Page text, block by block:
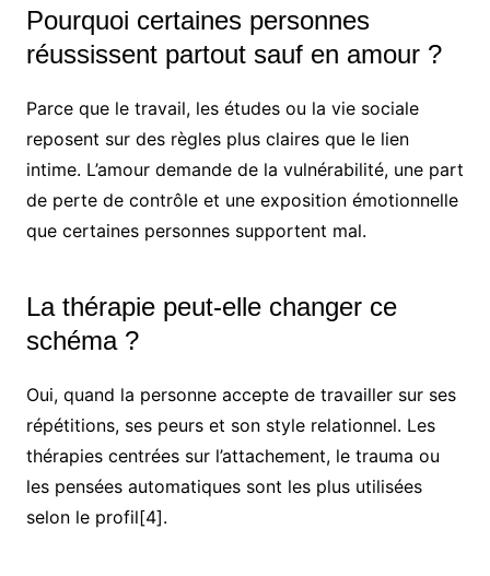
Pourquoi certaines personnes
réussissent partout sauf en amour ?
Parce que le travail, les études ou la vie sociale
reposent sur des règles plus claires que le lien
intime. L’amour demande de la vulnérabilité, une part
de perte de contrôle et une exposition émotionnelle
que certaines personnes supportent mal.
La thérapie peut-elle changer ce
schéma ?
Oui, quand la personne accepte de travailler sur ses
répétitions, ses peurs et son style relationnel. Les
thérapies centrées sur l’attachement, le trauma ou
les pensées automatiques sont les plus utilisées
selon le profil[4].